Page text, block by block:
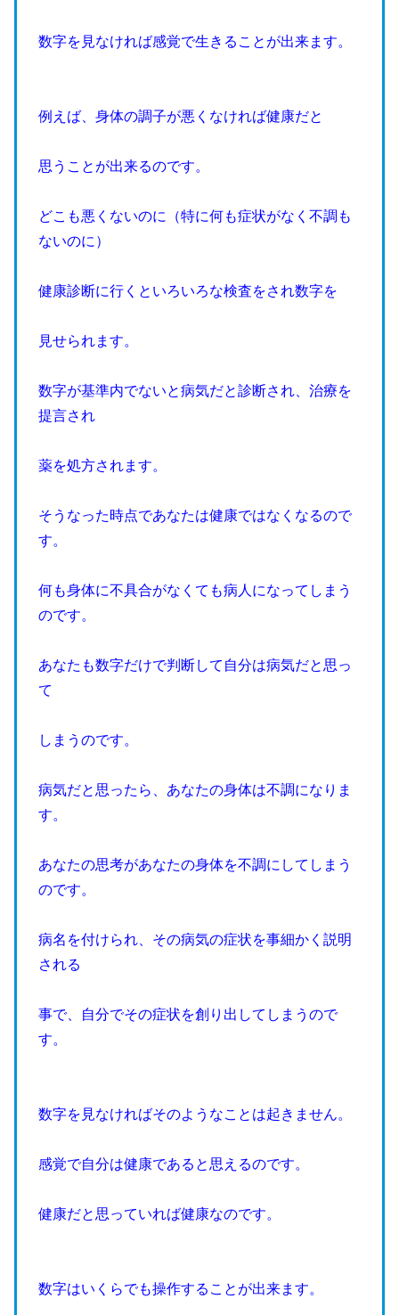
数字を見なければ感覚で生きることが出来ます。
例えば、身体の調子が悪くなければ健康だと
思うことが出来るのです。
どこも悪くないのに（特に何も症状がなく不調も
ないのに）
健康診断に行くといろいろな検査をされ数字を
見せられます。
数字が基準内でないと病気だと診断され、治療を
提言され
薬を処方されます。
そうなった時点であなたは健康ではなくなるので
す。
何も身体に不具合がなくても病人になってしまう
のです。
あなたも数字だけで判断して自分は病気だと思っ
て
しまうのです。
病気だと思ったら、あなたの身体は不調になりま
す。
あなたの思考があなたの身体を不調にしてしまう
のです。
病名を付けられ、その病気の症状を事細かく説明
される
事で、自分でその症状を創り出してしまうので
す。
数字を見なければそのようなことは起きません。
感覚で自分は健康であると思えるのです。
健康だと思っていれば健康なのです。
数字はいくらでも操作することが出来ます。